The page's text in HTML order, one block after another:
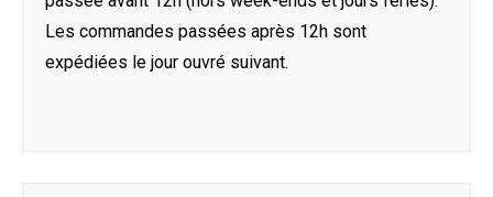
Les commandes passées après 12h sont
expédiées le jour ouvré suivant.